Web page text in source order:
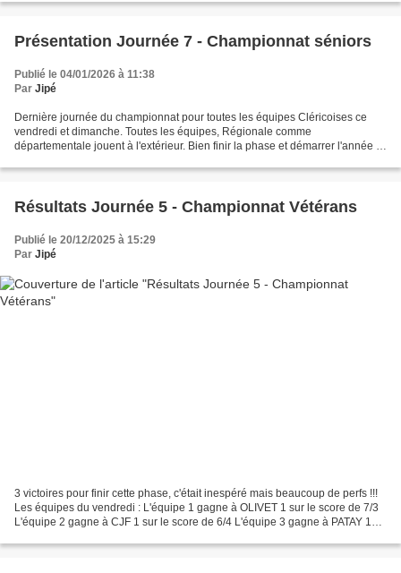
Présentation Journée 7 - Championnat séniors
Publié le 04/01/2026 à 11:38
Par Jipé
Dernière journée du championnat pour toutes les équipes Cléricoises ce
vendredi et dimanche. Toutes les équipes, Régionale comme
départementale jouent à l'extérieur. Bien finir la phase et démarrer l'année !
Résultats Journée 5 - Championnat Vétérans
Publié le 20/12/2025 à 15:29
Par Jipé
3 victoires pour finir cette phase, c'était inespéré mais beaucoup de perfs !!!
Les équipes du vendredi : L'équipe 1 gagne à OLIVET 1 sur le score de 7/3
L'équipe 2 gagne à CJF 1 sur le score de 6/4 L'équipe 3 gagne à PATAY 1